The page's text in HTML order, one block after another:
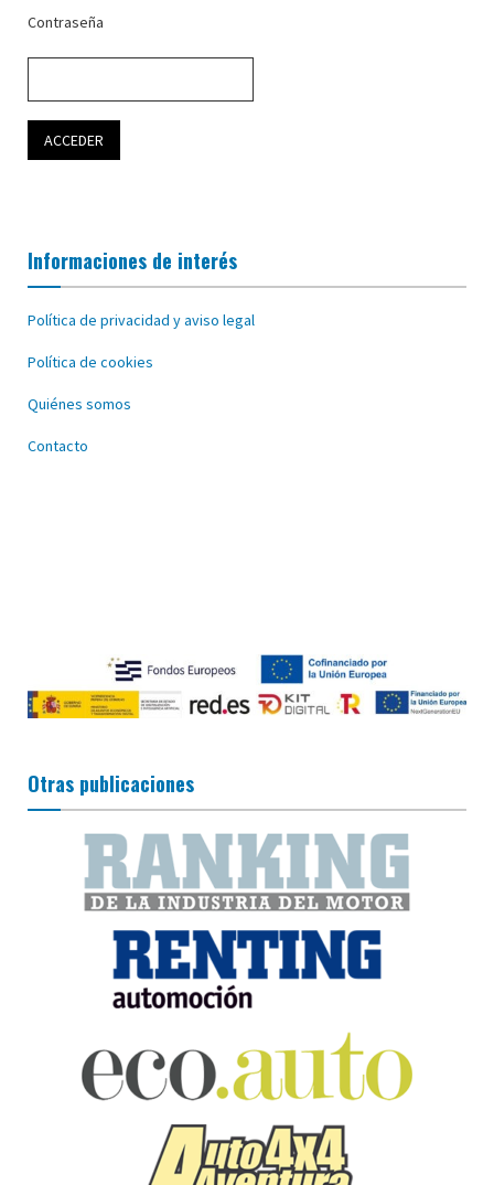
Contraseña
Informaciones de interés
Política de privacidad y aviso legal
Política de cookies
Quiénes somos
Contacto
Otras publicaciones